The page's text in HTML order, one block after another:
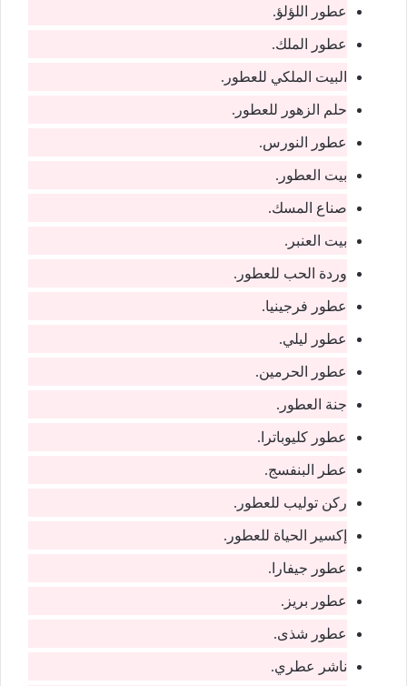
عطور اللؤلؤ.
عطور الملك.
البيت الملكي للعطور.
حلم الزهور للعطور.
عطور النورس.
بيت العطور.
صناع المسك.
بيت العنبر.
وردة الحب للعطور.
عطور فرجينيا.
عطور ليلي.
عطور الحرمين.
جنة العطور.
عطور كليوباترا.
عطر البنفسج.
ركن توليب للعطور.
إكسير الحياة للعطور.
عطور جيفارا.
عطور بريز.
عطور شذى.
ناشر عطري.